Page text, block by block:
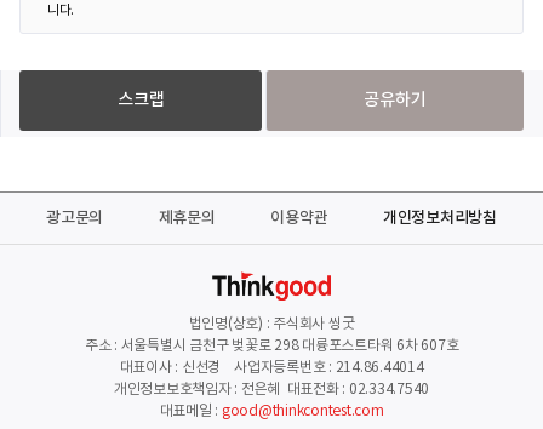
니다.
스크랩 공유하기
광고문의 제휴문의 이용약관 개인정보처리방침
법인명(상호) : 주식회사 씽굿
주소 : 서울특별시 금천구 벚꽃로 298 대륭포스트타워 6차 607호
대표이사 : 신선경 사업자등록번호 : 214.86.44014
개인정보보호책임자 : 전은혜 대표전화 : 02.334.7540
대표메일 : good@thinkcontest.com